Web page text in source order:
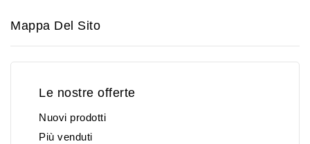
Mappa Del Sito
Le nostre offerte
Nuovi prodotti
Più venduti